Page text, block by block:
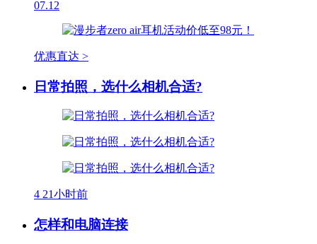
07.12
优惠直达 >
日常拍照，选什么相机合适?
4 21小时前
怎样和电脑连接